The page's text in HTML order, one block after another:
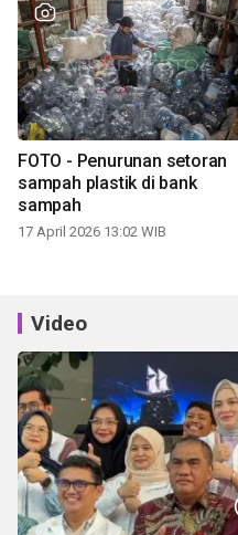
FOTO - Penurunan setoran
sampah plastik di bank
sampah
17 April 2026 13:02 WIB
Video